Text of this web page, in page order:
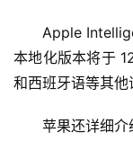
Apple
本地化版本将于
和西班牙语等其他
苹果还详细